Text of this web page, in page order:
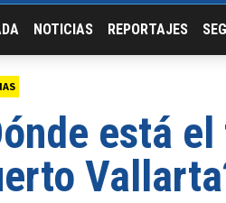
NOTICIAS REPORTAJES
está